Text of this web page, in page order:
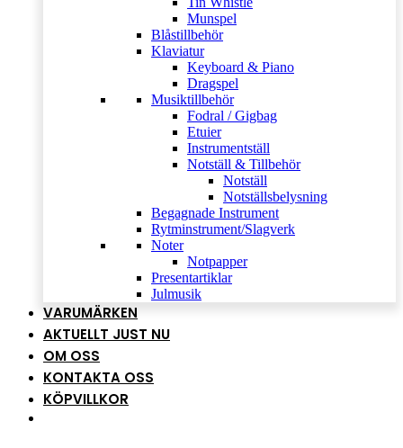
Munspel
Blåstillbehör
Klaviatur
Keyboard & Piano
Dragspel
Musiktillbehör
Fodral / Gigbag
Etuier
Instrumentställ
Notställ & Tillbehör
Notställ
Notställsbelysning
Begagnade Instrument
Rytminstrument/Slagverk
Noter
Notpapper
Presentartiklar
Julmusik
VARUMÄRKEN
AKTUELLT JUST NU
OM OSS
KONTAKTA OSS
KÖPVILLKOR